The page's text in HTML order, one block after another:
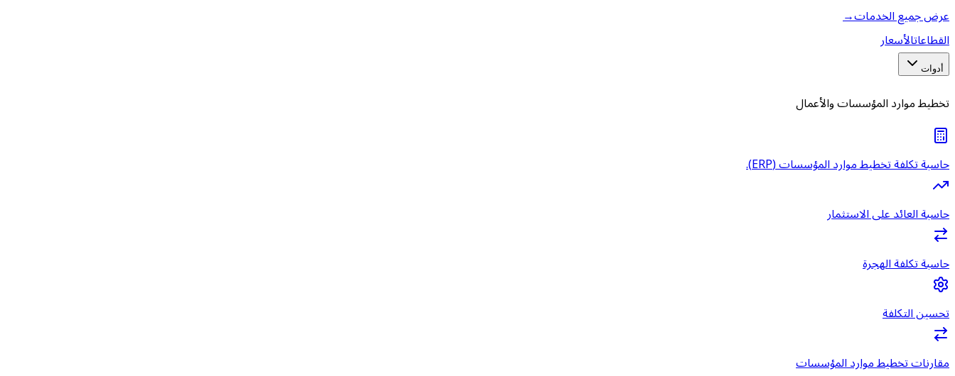
عرض جميع الخدمات→
القطاعاتالأسعار
أدوات
تخطيط موارد المؤسسات والأعمال
حاسبة تكلفة تخطيط موارد المؤسسات (ERP).
حاسبة العائد على الاستثمار
حاسبة تكلفة الهجرة
تحسين التكلفة
مقارنات تخطيط موارد المؤسسات